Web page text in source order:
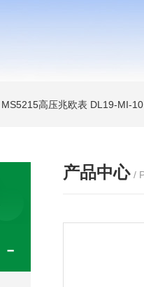
MS5215高压兆欧表 DL19-MI-
产品中心 /